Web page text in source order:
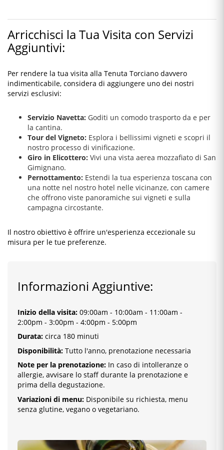
Arricchisci la Tua Visita con Servizi
Aggiuntivi:
Per rendere la tua visita alla Tenuta Torciano davvero
indimenticabile, considera di aggiungere uno dei nostri
servizi esclusivi:
Servizio Navetta: Goditi un comodo trasporto da e per
la cantina.
Tour del Vigneto: Esplora i bellissimi vigneti e scopri il
nostro processo di vinificazione.
Giro in Elicottero: Vivi una vista aerea mozzafiato di San
Gimignano.
Pernottamento: Estendi la tua esperienza toscana con
una notte nel nostro hotel nelle vicinanze, con camere
che offrono viste panoramiche sui vigneti e sulla
campagna circostante.
Il nostro obiettivo è offrire un'esperienza eccezionale su
misura per le tue preferenze.
Informazioni Aggiuntive:
Inizio della visita: 09:00am - 10:00am - 11:00am -
2:00pm - 3:00pm - 4:00pm - 5:00pm
Durata: circa 180 minuti
Disponibilità: Tutto l'anno, prenotazione necessaria
Note per la prenotazione: In caso di intolleranze o
allergie, avvisare lo staff durante la prenotazione e
prima della degustazione.
Variazioni di menu: Disponibile su richiesta, menu
senza glutine, vegano o vegetariano.